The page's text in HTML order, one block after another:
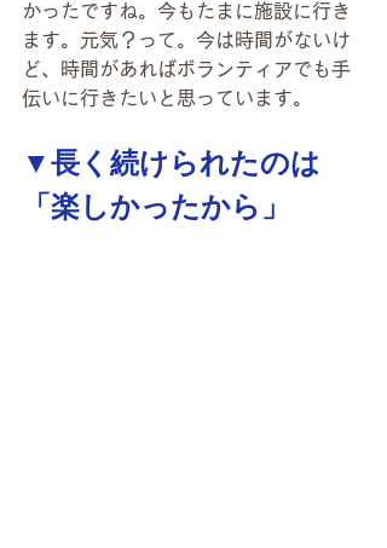
かったですね。今もたまに施設に行き
ます。元気？って。今は時間がないけ
ど、時間があればボランティアでも手
伝いに行きたいと思っています。
▼長く続けられたのは
「楽しかったから」